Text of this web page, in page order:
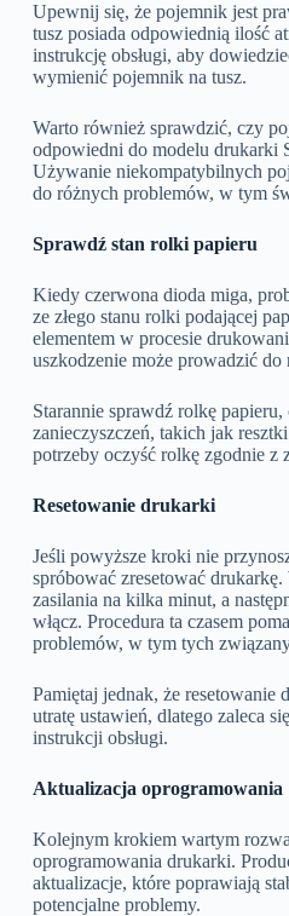
Upewnij się, że pojemnik jest
tusz posiada odpowiednią ilość
instrukcję obsługi, aby
wymienić pojemnik na tusz.
Warto również sprawdzić, czy
odpowiedni do modelu drukarki
Używanie niekompatybilnych
do różnych problemów, w tym
Sprawdź stan rolki papieru
Kiedy czerwona dioda miga,
ze złego stanu rolki podającej
elementem w procesie
uszkodzenie może prowadzić
Starannie sprawdź rolkę
zanieczyszczeń, takich jak
potrzeby oczyść rolkę zgodnie z
Resetowanie drukarki
Jeśli powyższe kroki nie
spróbować zresetować drukarkę.
zasilania na kilka minut, a
włącz. Procedura ta czasem
problemów, w tym tych
Pamiętaj jednak, że resetowanie
utratę ustawień, dlatego zaleca
instrukcji obsługi.
Aktualizacja oprogramowania
Kolejnym krokiem wartym
oprogramowania drukarki.
aktualizacje, które poprawiają
potencjalne problemy.